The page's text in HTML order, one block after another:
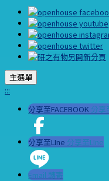
主選單
:::
分享至FACEBOOK 分享
分享至LIne 分享至LIne
Email 轉寄